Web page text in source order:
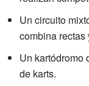
Un circuito
combina rectas
Un kartódromo
de karts.